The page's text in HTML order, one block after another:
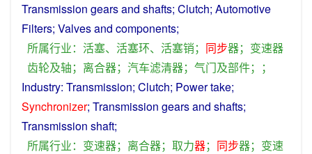
Transmission gearsand shafts; Clutch; Automotive
Filters; Valvesand components;
所属行业： 活塞、 活塞环、 活塞销； 同步器； 变速器
齿轮及轴； 离合器； 汽车滤清器； 气门及部件；；
Industry: Transmission; Clutch; Powertake;
Synchronizer; Transmission gearsand shafts;
Transmission shaft;
所属行业： 变速器； 离合器； 取力器； 同步器； 变速